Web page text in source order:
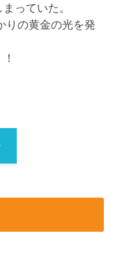
っていた。
りの黄金の光を発